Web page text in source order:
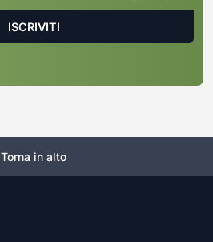
Torna in alto